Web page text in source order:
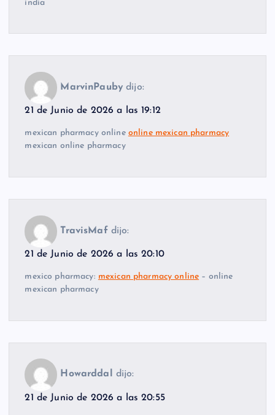
india
MarvinPauby dijo:
21 de Junio de 2026 a las 19:12
mexican pharmacy online online mexican pharmacy
mexican online pharmacy
TravisMaf dijo:
21 de Junio de 2026 a las 20:10
mexico pharmacy: mexican pharmacy online – online
mexican pharmacy
Howarddal dijo:
21 de Junio de 2026 a las 20:55